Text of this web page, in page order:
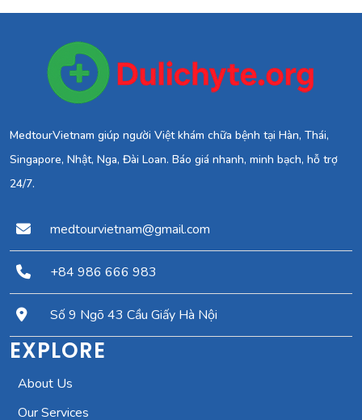
MedtourVietnam giúp người Việt khám chữa bệnh tại Hàn, Thái,
Singapore, Nhật, Nga, Đài Loan. Báo giá nhanh, minh bạch, hỗ trợ
24/7.
medtourvietnam@gmail.com
+84 986 666 983
Số 9 Ngõ 43 Cầu Giấy Hà Nội
EXPLORE
About Us
Our Services